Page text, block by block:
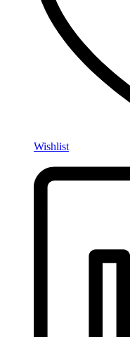
Wishlist